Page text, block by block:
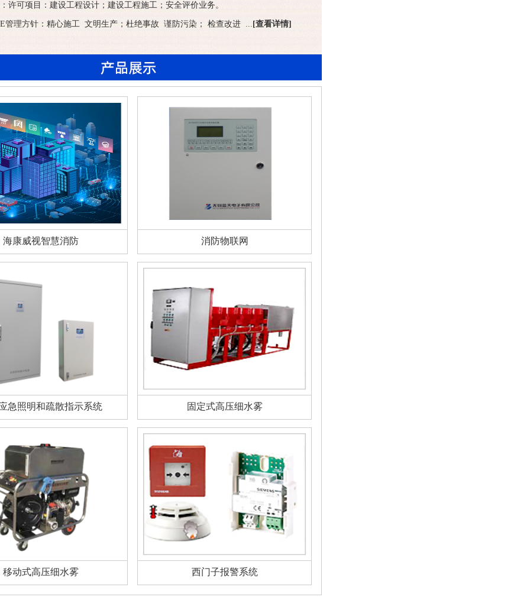
许可项目：建设工程设计；建设工程施工；安全评价业务。
管理方针：精心施工 文明生产；杜绝事故 谨防污染； 检查改进 ... [查看详情]
海康威视智慧消防 消防物联网
急照明和疏散指示系统 固定式高压细水雾
移动式高压细水雾 西门子报警系统